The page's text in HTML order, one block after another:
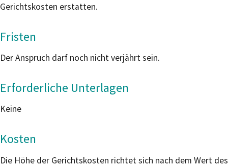
Gerichtskosten erstatten.
Fristen
Der Anspruch darf noch nicht verjährt sein.
Erforderliche Unterlagen
Keine
Kosten
Die Höhe der Gerichtskosten richtet sich nach dem Wert des